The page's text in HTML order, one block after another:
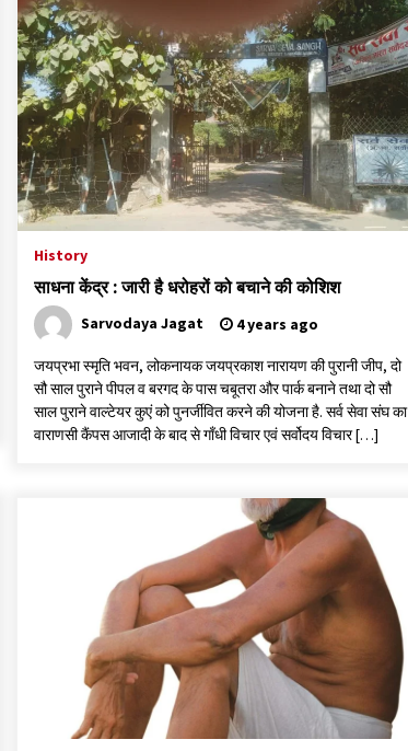
History
साधना केंद्र : जारी है धरोहरों को बचाने की कोशिश
Sarvodaya Jagat 4 years ago
जयप्रभा स्मृति भवन, लोकनायक जयप्रकाश नारायण की पुरानी जीप, दो
सौ साल पुराने पीपल व बरगद के पास चबूतरा और पार्क बनाने तथा दो सौ
साल पुराने वाल्टेयर कुएं को पुनर्जीवित करने की योजना है. सर्व सेवा संघ का
वाराणसी कैंपस आजादी के बाद से गाँधी विचार एवं सर्वोदय विचार […]